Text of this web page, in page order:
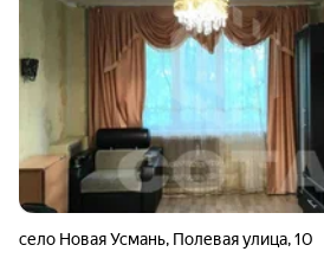
село Новая Усмань, Полевая улица,10